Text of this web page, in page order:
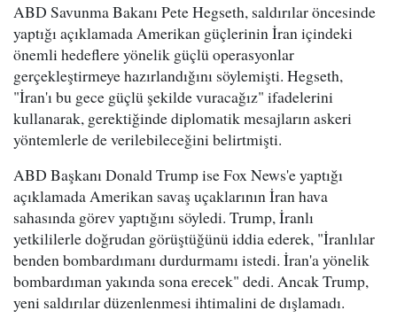
ABD Savunma Bakanı Pete Hegseth, saldırılar öncesinde
yaptığı açıklamada Amerikan güçlerinin İran içindeki
önemli hedeflere yönelik güçlü operasyonlar
gerçekleştirmeye hazırlandığını söylemişti. Hegseth,
"İran'ı bu gece güçlü şekilde vuracağız" ifadelerini
kullanarak, gerektiğinde diplomatik mesajların askeri
yöntemlerle de verilebileceğini belirtmişti.
ABD Başkanı Donald Trump ise Fox News'e yaptığı
açıklamada Amerikan savaş uçaklarının İran hava
sahasında görev yaptığını söyledi. Trump, İranlı
yetkililerle doğrudan görüştüğünü iddia ederek, "İranlılar
benden bombardımanı durdurmamı istedi. İran'a yönelik
bombardıman yakında sona erecek" dedi. Ancak Trump,
yeni saldırılar düzenlenmesi ihtimalini de dışlamadı.